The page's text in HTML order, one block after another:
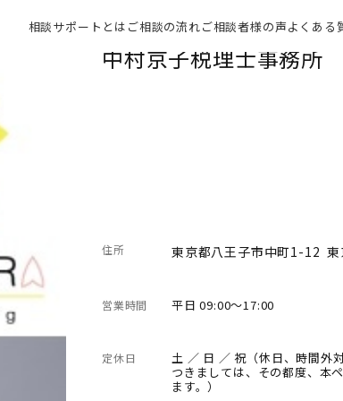
相談サポートとは ご相談の流れご相談者様の声よくある
中村京子税理士事務所
住所 東京都八王子市中町1-12 東
営業時間 平日 09:00～17:00
定休日
土 ／ 日 ／ 祝（休日、時間外
つきましては、その都度、本
ます。）